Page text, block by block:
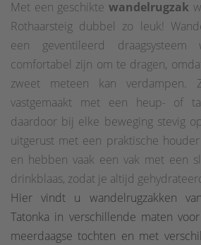
Met een geschikte wandelrugzak
Rothaarsteig dubbel zo leuk!
een geventileerd
comfortabel zijn om te dragen,
zweet meteen kan verdampen.
vastgemaakt met een heup- of
daardoor bij elke beweging stevig
uitgerust met een praktische
en hebben vaak een vak met een
drinkblaas, zodat je altijd
Hier vindt u wandelrugzakken
Tatonka in verschillende maten
meerdaagse tochten en met